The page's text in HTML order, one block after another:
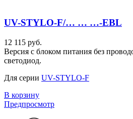
UV-STYLO-F/… … …-EBL
12 115 руб.
Версия с блоком питания без
светодиод.
Для серии UV-STYLO-F
В корзину
Предпросмотр